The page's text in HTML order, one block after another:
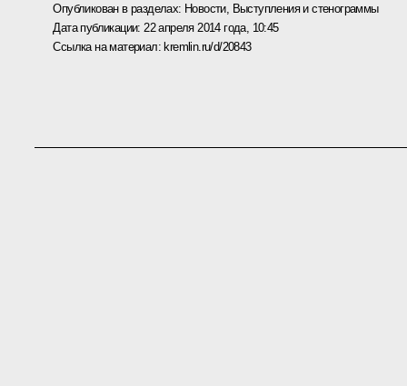
Опубликован в разделах: Новости, Выступления и стенограммы
Дата публикации: 22 апреля 2014 года, 10:45
Ссылка на материал: kremlin.ru/d/20843